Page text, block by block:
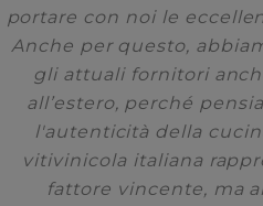
portare con noi le
Anche per questo,
gli attuali fornitori
all’estero, perché
l'autenticità della
vitivinicola italiana
fattore vincente, ma